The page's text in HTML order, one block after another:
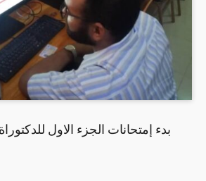
بدء إمتحانات الجزء الاول